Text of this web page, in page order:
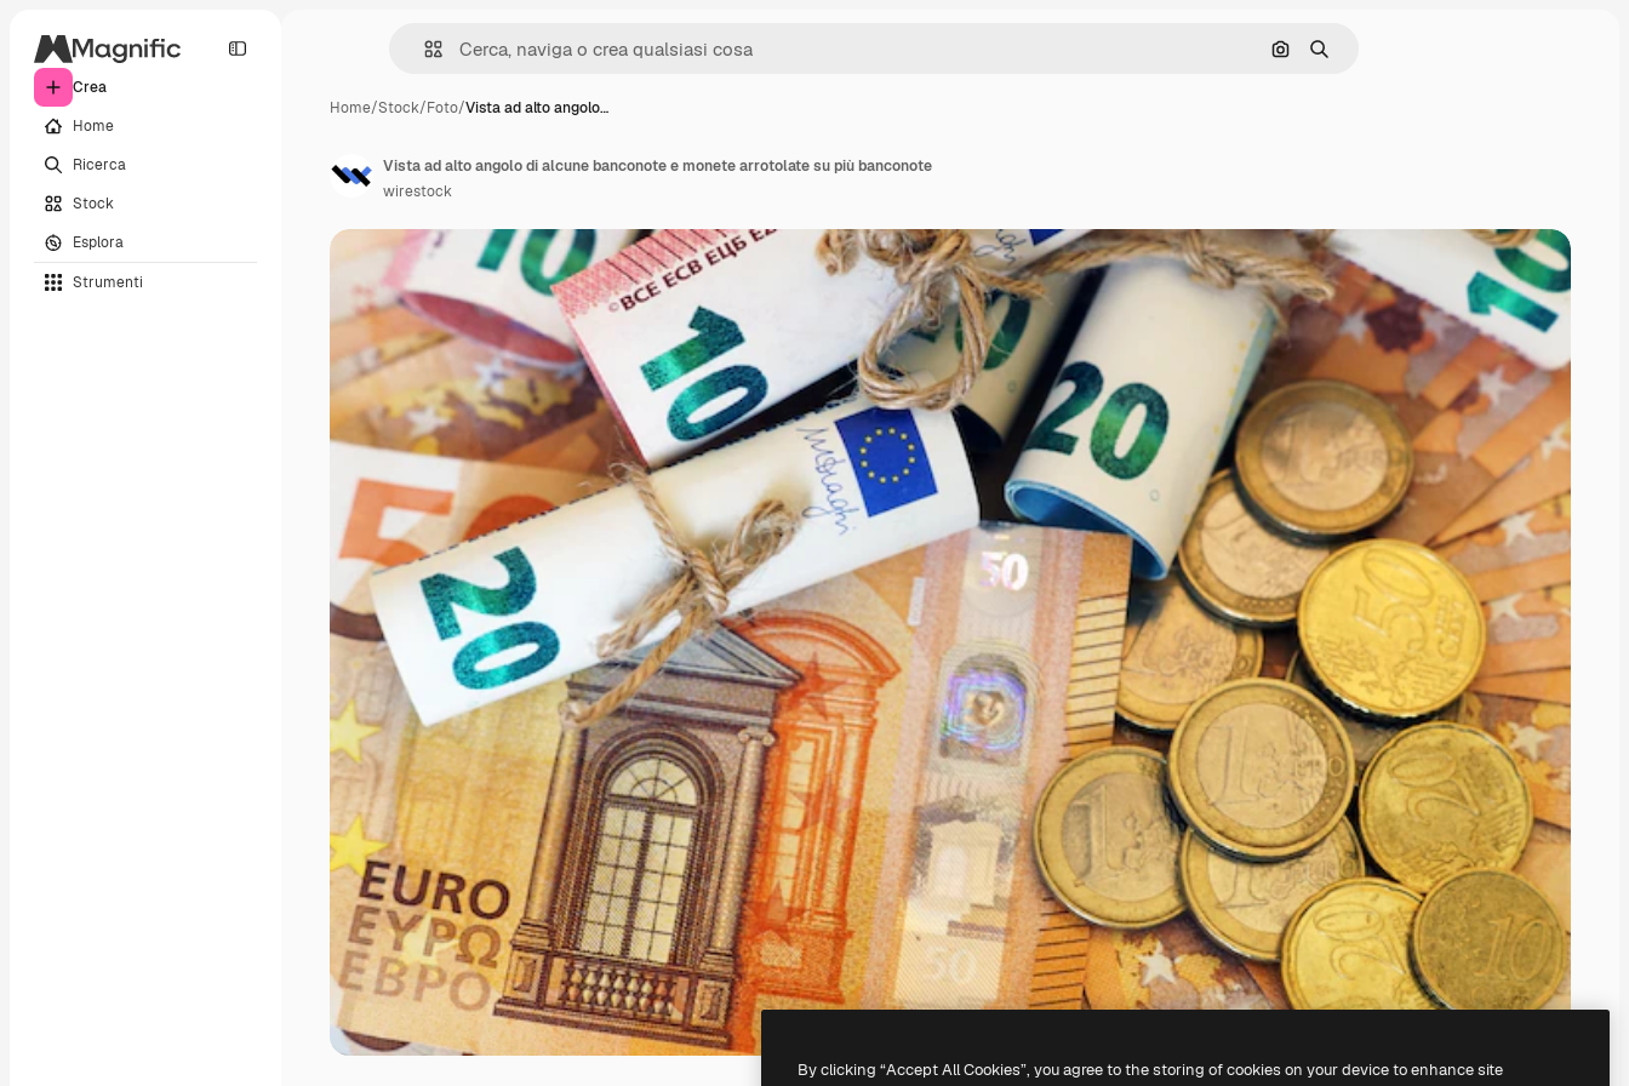
Crea
Home
Ricerca
Stock
Esplora
Strumenti
Cerca per immagine
Ricerca
Home/Stock/Foto/Vista ad alto angolo…
Vista ad alto angolo di alcune banconote e monete arrotolate su più banconote
wirestock
By clicking “Accept All Cookies”, you agree to the storing of cookies on your device to enhance site